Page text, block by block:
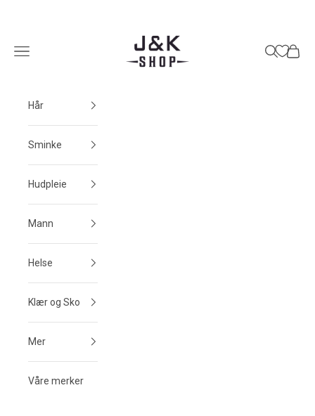
J&K Shop
Meny
Søk
Hår
Sminke
Hudpleie
Mann
Helse
Klær og Sko
Mer
Våre merker